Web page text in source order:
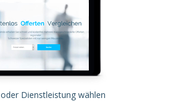
Dienstleistung wählen